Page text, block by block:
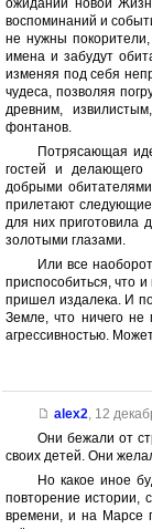
ожидании новой
воспоминаний и
не нужны
имена и забудут
изменяя под себя
чудеса, позволяя
древним,
фонтанов.
Потрясающая
гостей и
добрыми
прилетают
для них приготовила
золотыми глазами.
Или все
приспособиться, что
пришел издалека. И
Земле, что ничего не
агрессивностью.
alex2, 12
Они бежали от
своих детей. Они
Но какое иное
повторение истории,
времени, и на Марсе